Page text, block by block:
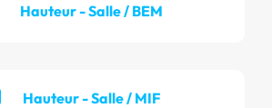
Hauteur - Salle / BEM
Hauteur - Salle / MIF